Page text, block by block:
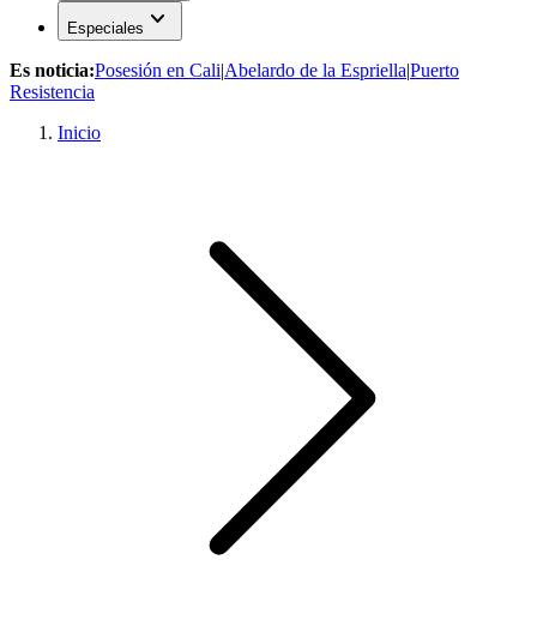
Especiales expand_more
Es noticia:Posesión en Cali|Abelardo de la Espriella|Puerto
Resistencia
Inicio